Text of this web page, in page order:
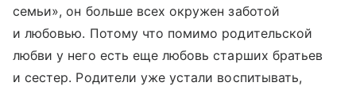
семьи», он больше всех окружен заботой
и любовью. Потому что помимо родительской
любви у него есть еще любовь старших братьев
и сестер. Родители уже устали воспитывать,